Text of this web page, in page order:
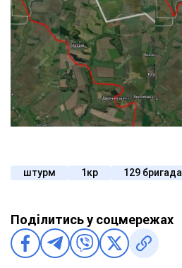
штурм 1кр 129 бригада
Поділитись у соцмережах